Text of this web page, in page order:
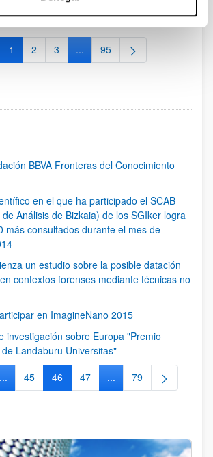
incluídos)
Página
1 Página
2 Página
3 ...Páginas intermedias Use TAB
Página
95
BBVA Fronteras del Conocimiento
en el que ha participado el SCAB
Análisis de Bizkaia) de los SGIker logra
más consultados durante el mes de
un estudio sobre la posible datación
contextos forenses mediante técnicas no
en ImagineNano 2015
investigación sobre Europa "Premio
Landaburu Universitas"
...Páginas intermedias Use TAB para desplazarse.
Página
45 Página
46 Página
47 ...Páginas intermedias
Página
79